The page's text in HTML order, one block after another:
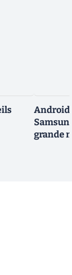
Android
grande